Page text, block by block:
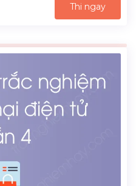
Thi ngay